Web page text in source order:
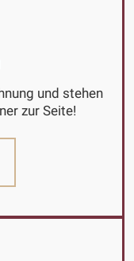
und stehen
zur Seite!